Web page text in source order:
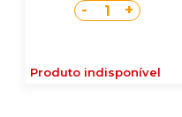
- 1 +
Produto indisponível